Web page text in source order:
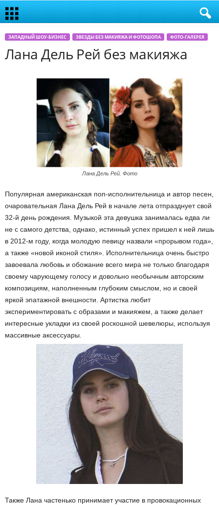
ЗАПАДНЫЙ ШОУ-БИЗНЕС ЗВЕЗДЫ БЕЗ МАКИЯЖА И ФОТОШОПА ФОТО-ГАЛЕРЕЯ
Лана Дель Рей без макияжа
Лана Дель Рей. Фото
Популярная американская поп-исполнительница и автор песен,
очаровательная Лана Дель Рей в начале лета отпразднует свой
32-й день рождения. Музыкой эта девушка занималась едва ли
не с самого детства, однако, истинный успех пришел к ней лишь
в 2012-м году, когда молодую певицу назвали «прорывом года»,
а также «новой иконой стиля». Исполнительница очень быстро
завоевала любовь и обожание всего мира не только благодаря
своему чарующему голосу и довольно необычным авторским
композициям, наполненным глубоким смыслом, но и своей
яркой эпатажной внешности. Артистка любит
экспериментировать с образами и макияжем, а также делает
интересные укладки из своей роскошной шевелюры, используя
массивные аксессуары.
Также Лана частенько принимает участие в провокационных